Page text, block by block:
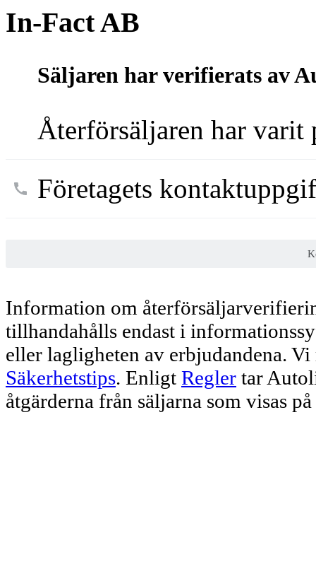
In-Fact AB
Säljaren har verifierats av
Återförsäljaren har varit
Företagets
Information om
tillhandahålls endast i
eller lagligheten av erbjudandena.
Säkerhetstips. Enligt Regler tar
åtgärderna från säljarna som visas